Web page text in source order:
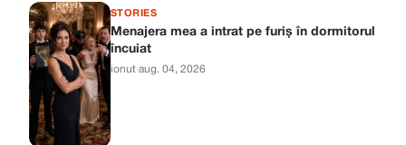
STORIES
Menajera mea a intrat pe furiș în dormitorul
încuiat
ionut·aug. 04, 2026